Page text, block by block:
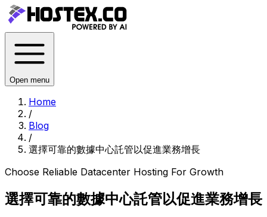
Open menu
Home
/
Blog
/
選擇可靠的數據中心託管以促進業務增長
Choose Reliable Datacenter Hosting For Growth
選擇可靠的數據中心託管以促進業務增長